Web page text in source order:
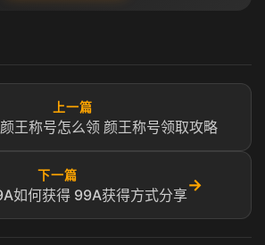
上一篇
王称号怎么领 颜王称号领取攻略
下一篇
如何获得 99A获得方式分享
→